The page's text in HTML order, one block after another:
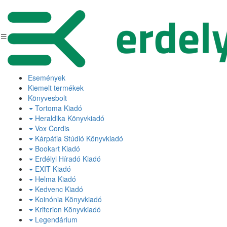
Események
Kiemelt termékek
Könyvesbolt
Tortoma Kiadó
Heraldika Könyvkiadó
Vox Cordis
Kárpátia Stúdió Könyvkiadó
Bookart Kiadó
Erdélyi Híradó Kiadó
EXIT Kiadó
Helma Kiadó
Kedvenc Kiadó
Koinónia Könyvkiadó
Kriterion Könyvkiadó
Legendárium